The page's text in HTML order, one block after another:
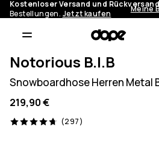
Kostenloser Versand und
Bestellungen. Jetzt kaufen Meine
Notorious B.I.B
Snowboardhose Herren Metal
219,90 €
(297)
297 Reviews, 4.7/5